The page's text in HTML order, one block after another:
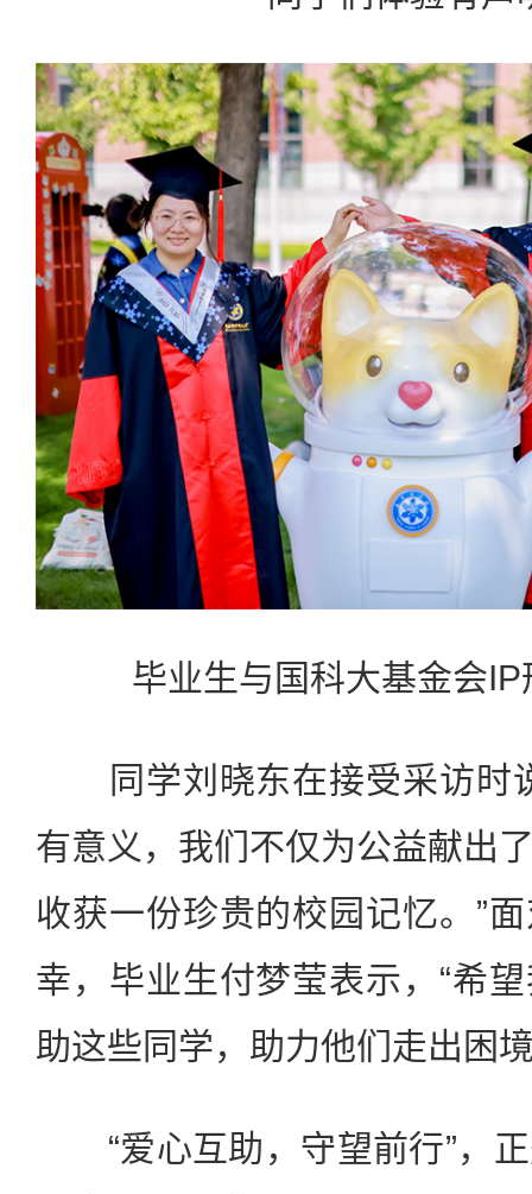
毕业生与国科大基金会IP
同学刘晓东在接受采访时
有意义，我们不仅为公益献出
收获一份珍贵的校园记忆。”
幸，毕业生付梦莹表示，“希
助这些同学，助力他们走出困
“爱心互助，守望前行”，正